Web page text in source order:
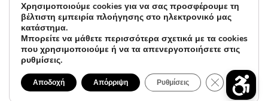
© 2026 D.par | modern jewelry - Α.Κ. & Partners
Digital Marketing by
BLV
Χρησιμοποιούμε cookies για να σας προσφέρουμε τη
βέλτιστη εμπειρία πλοήγησης στο ηλεκτρονικό μας
κατάστημα.
Μπορείτε να μάθετε περισσότερα σχετικά με τα cookies
που χρησιμοποιούμε ή να τα απενεργοποιήσετε στις
ρυθμίσεις.
Αποδοχή Απόρριψη Ρυθμίσεις ΚΛΕΊΣΙΜΟ